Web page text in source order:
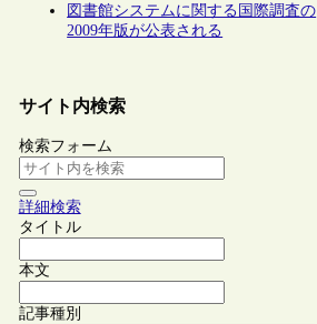
図書館システムに関する国際調査の
2009年版が公表される
サイト内検索
検索フォーム
詳細検索
タイトル
本文
記事種別